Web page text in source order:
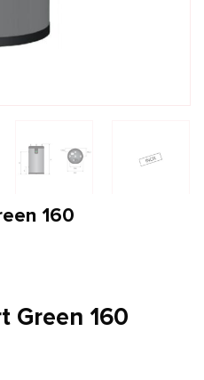
160
Green 160